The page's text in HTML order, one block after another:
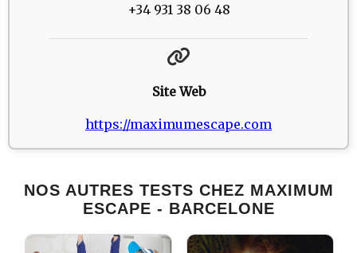
+34 931 38 06 48
Site Web
https://maximumescape.com
NOS AUTRES TESTS CHEZ MAXIMUM
ESCAPE - BARCELONE